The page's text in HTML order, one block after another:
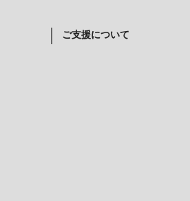
ご支援について